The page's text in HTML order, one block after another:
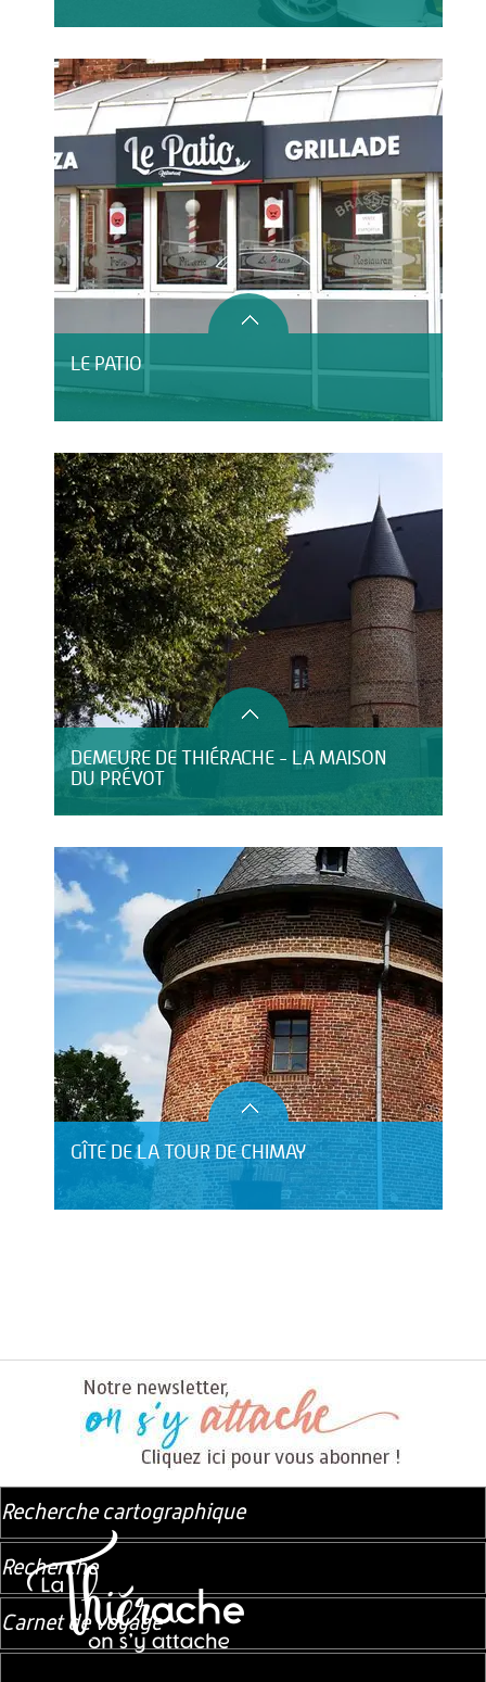
LE PATIO
DEMEURE DE THIÉRACHE - LA MAISON
DU PRÉVOT
GÎTE DE LA TOUR DE CHIMAY
HÔTEL LE CLOS DU MONTVINAGE
Recherche cartographique
Recherche
Carnet de voyage